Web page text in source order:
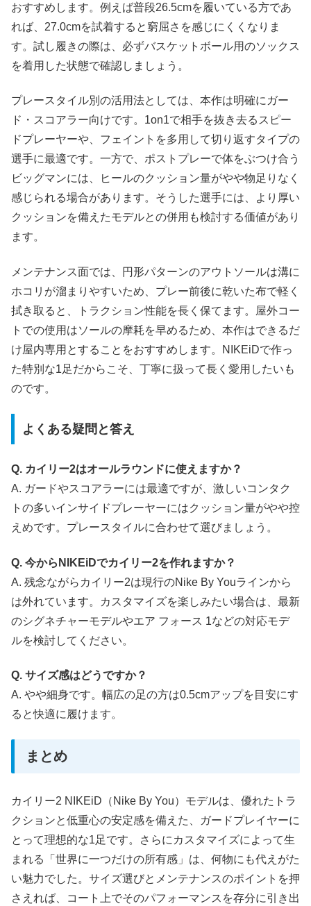
おすすめします。例えば普段26.5cmを履いている方であ
れば、27.0cmを試着すると窮屈さを感じにくくなりま
す。試し履きの際は、必ずバスケットボール用のソックス
を着用した状態で確認しましょう。
プレースタイル別の活用法としては、本作は明確にガー
ド・スコアラー向けです。1on1で相手を抜き去るスピー
ドプレーヤーや、フェイントを多用して切り返すタイプの
選手に最適です。一方で、ポストプレーで体をぶつけ合う
ビッグマンには、ヒールのクッション量がやや物足りなく
感じられる場合があります。そうした選手には、より厚い
クッションを備えたモデルとの併用も検討する価値があり
ます。
メンテナンス面では、円形パターンのアウトソールは溝に
ホコリが溜まりやすいため、プレー前後に乾いた布で軽く
拭き取ると、トラクション性能を長く保てます。屋外コー
トでの使用はソールの摩耗を早めるため、本作はできるだ
け屋内専用とすることをおすすめします。NIKEiDで作っ
た特別な1足だからこそ、丁寧に扱って長く愛用したいも
のです。
よくある疑問と答え
Q. カイリー2はオールラウンドに使えますか？
A. ガードやスコアラーには最適ですが、激しいコンタク
トの多いインサイドプレーヤーにはクッション量がやや控
えめです。プレースタイルに合わせて選びましょう。
Q. 今からNIKEiDでカイリー2を作れますか？
A. 残念ながらカイリー2は現行のNike By Youラインから
は外れています。カスタマイズを楽しみたい場合は、最新
のシグネチャーモデルやエア フォース 1などの対応モデ
ルを検討してください。
Q. サイズ感はどうですか？
A. やや細身です。幅広の足の方は0.5cmアップを目安にす
ると快適に履けます。
まとめ
カイリー2 NIKEiD（Nike By You）モデルは、優れたトラ
クションと低重心の安定感を備えた、ガードプレイヤーに
とって理想的な1足です。さらにカスタマイズによって生
まれる「世界に一つだけの所有感」は、何物にも代えがた
い魅力でした。サイズ選びとメンテナンスのポイントを押
さえれば、コート上でそのパフォーマンスを存分に引き出